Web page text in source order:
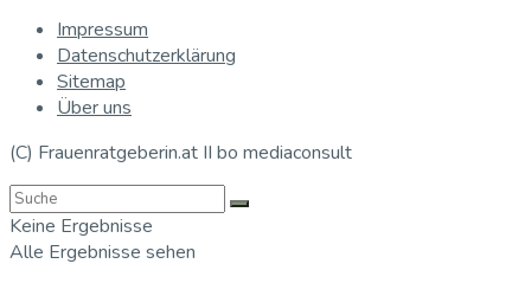
Impressum
Datenschutzerklärung
Sitemap
Über uns
(C) Frauenratgeberin.at II bo mediaconsult
Keine Ergebnisse
Alle Ergebnisse sehen